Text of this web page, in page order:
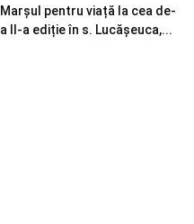
Marșul pentru viață la cea de-
a II-a ediție în s. Lucășeuca,...